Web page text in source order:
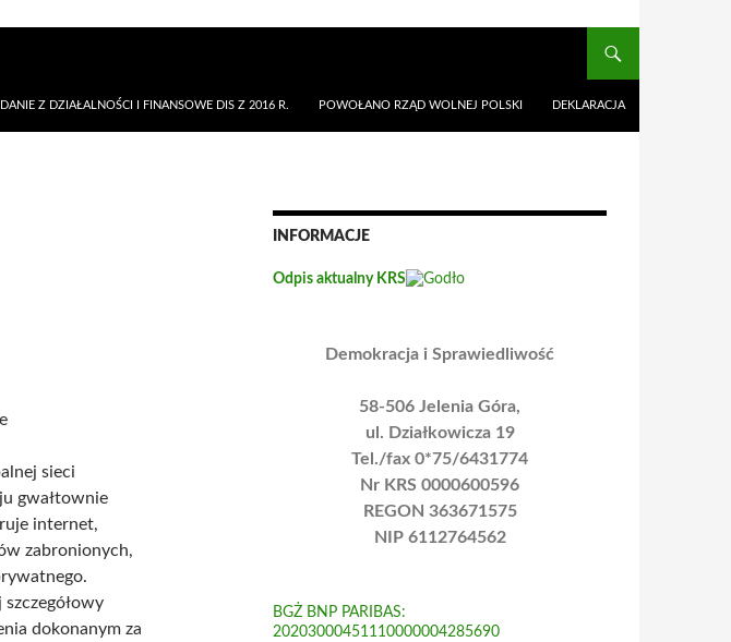
Z DZIAŁALNOŚCI I FINANSOWE DIS Z 2016 R. POWOŁANO RZĄD WOLNEJ POLSKI DEKLARACJA
sieci
gwałtownie
internet,
zabronionych,
dokonanym za
INFORMACJE
Odpis aktualny KRS
Demokracja i Sprawiedliwość
58-506 Jelenia Góra,
ul. Działkowicza 19
Tel./fax 0*75/6431774
Nr KRS 0000600596
REGON 363671575
NIP 6112764562
BGŻ BNP PARIBAS:
20203000451110000004285690